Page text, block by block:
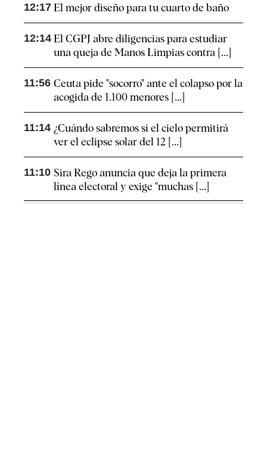
12:17 El mejor diseño para tu cuarto de baño
12:14 El CGPJ abre diligencias para estudiar
una queja de Manos Limpias contra [...]
11:56 Ceuta pide "socorro" ante el colapso por la
acogida de 1.100 menores [...]
11:14 ¿Cuándo sabremos si el cielo permitirá
ver el eclipse solar del 12 [...]
11:10 Sira Rego anuncia que deja la primera
línea electoral y exige "muchas [...]